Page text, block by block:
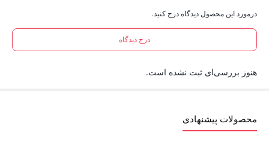
درمورد این محصول دیدگاه درج کنید.
درج دیدگاه
هنوز بررسی‌ای ثبت نشده است.
محصولات پیشنهادی